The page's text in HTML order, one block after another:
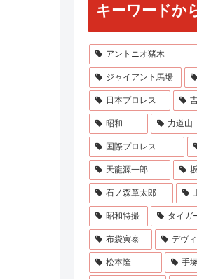
キーワードか
アントニオ猪木
ジャイアント馬場
日本プロレス
昭和 力道山
国際プロレス
天龍源一郎
石ノ森章太郎
昭和特撮 タイガ
布袋寅泰 デヴ
松本隆 手